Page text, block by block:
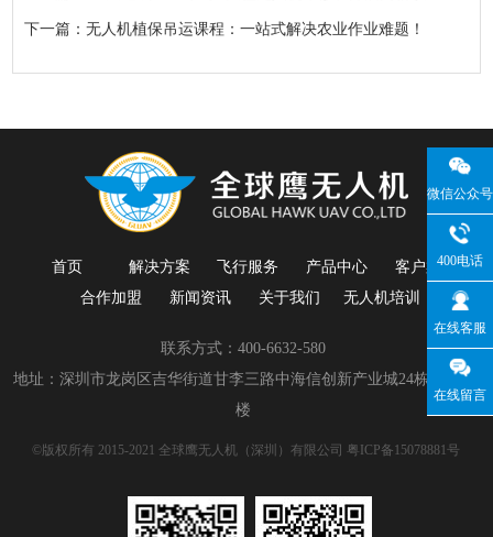
下一篇：无人机植保吊运课程：一站式解决农业作业难题！
微信公众号
400电话
在线客服
在线留言
首页 解决方案 飞行服务 产品中心
客户案例
合作加盟
新闻资讯 关于我们 无人机培训
联系方式：400-6632-580
地址：深圳市龙岗区吉华街道甘李三路中海信创新产业城24栋5楼/21
楼
©版权所有 2015-2021 全球鹰无人机（深圳）有限公司粤ICP备15078881号